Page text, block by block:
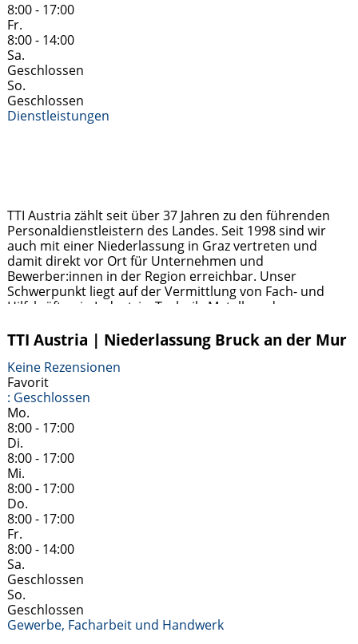
8:00 - 17:00
Fr.
8:00 - 14:00
Sa.
Geschlossen
So.
Geschlossen
Dienstleistungen
TTI Austria zählt seit über 37 Jahren zu den führenden
Personaldienstleistern des Landes. Seit 1998 sind wir
auch mit einer Niederlassung in Graz vertreten und
damit direkt vor Ort für Unternehmen und
Bewerber:innen in der Region erreichbar. Unser
Schwerpunkt liegt auf der Vermittlung von Fach- und
Hilfskräften in Industrie, Technik, Metall- und
Jobsuchende profitieren von regionalenWeiterlesen …
TTI Austria | Niederlassung Bruck an der Mur
Keine Rezensionen
Favorit
: Geschlossen
Mo.
8:00 - 17:00
Di.
8:00 - 17:00
Mi.
8:00 - 17:00
Do.
8:00 - 17:00
Fr.
8:00 - 14:00
Sa.
Geschlossen
So.
Geschlossen
Gewerbe, Facharbeit und Handwerk